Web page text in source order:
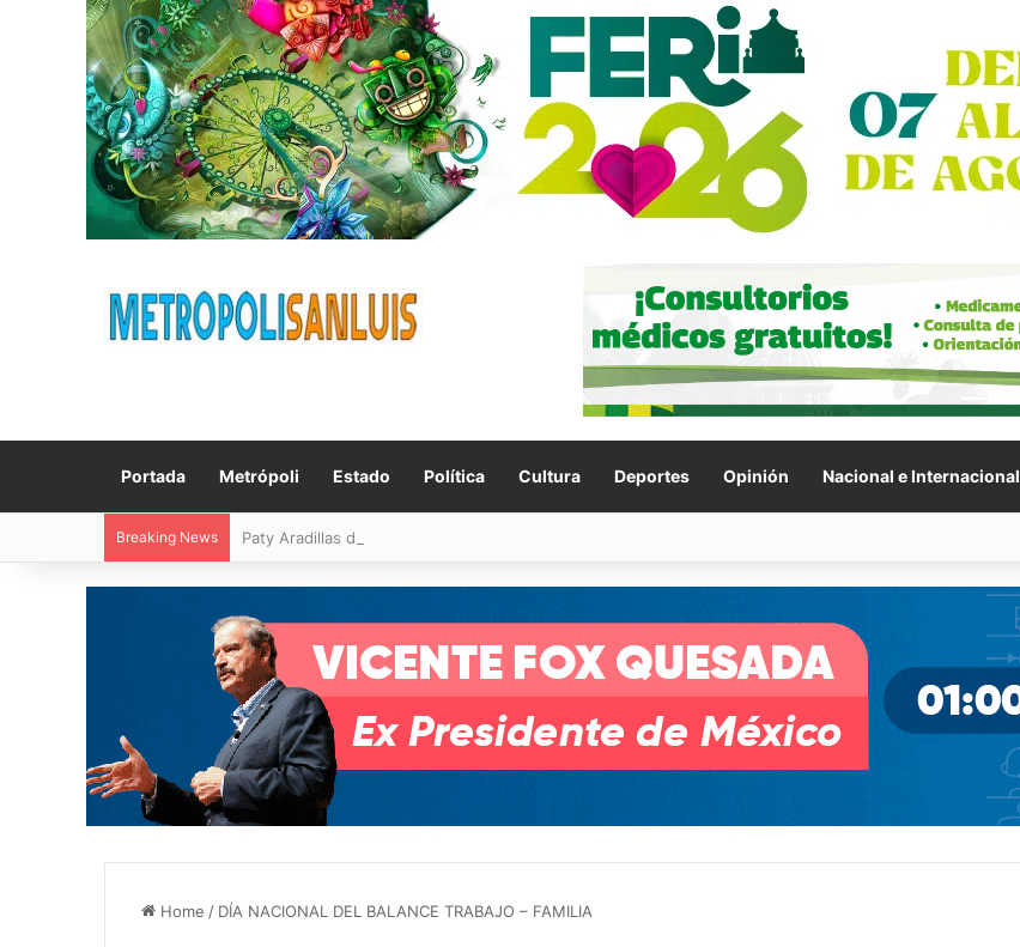
Portada Metrópoli Estado Política Cultura Deportes Opinión Nacional e Internacional
Breaking News Paty Aradillas destaca impacto del nuevo desnivel de Circuito Potosí en la movilidad de Villa de Pozos
Home / DÍA NACIONAL DEL BALANCE TRABAJO – FAMILIA